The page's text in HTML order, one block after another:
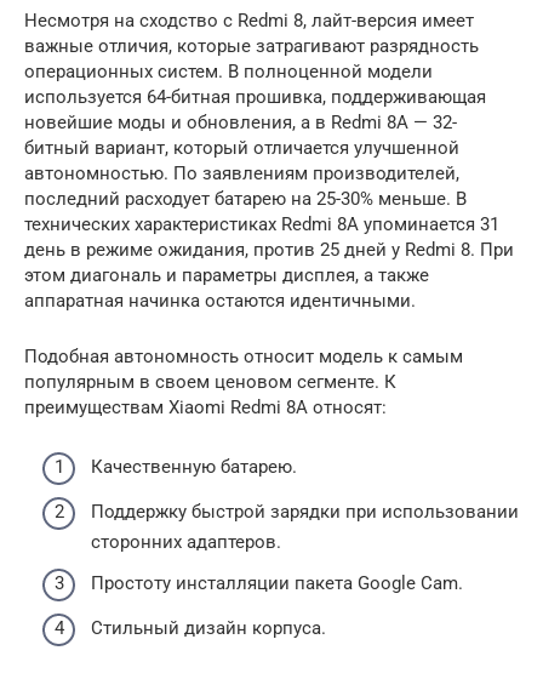
Несмотря на сходство с Redmi 8, лайт-версия имеет
важные отличия, которые затрагивают разрядность
операционных систем. В полноценной модели
используется 64-битная прошивка, поддерживающая
новейшие моды и обновления, а в Redmi 8A — 32-
битный вариант, который отличается улучшенной
автономностью. По заявлениям производителей,
последний расходует батарею на 25-30% меньше. В
технических характеристиках Redmi 8A упоминается 31
день в режиме ожидания, против 25 дней у Redmi 8. При
этом диагональ и параметры дисплея, а также
аппаратная начинка остаются идентичными.
Подобная автономность относит модель к самым
популярным в своем ценовом сегменте. К
преимуществам Xiaomi Redmi 8A относят:
Качественную батарею.
Поддержку быстрой зарядки при использовании
сторонних адаптеров.
Простоту инсталляции пакета Google Cam.
Стильный дизайн корпуса.